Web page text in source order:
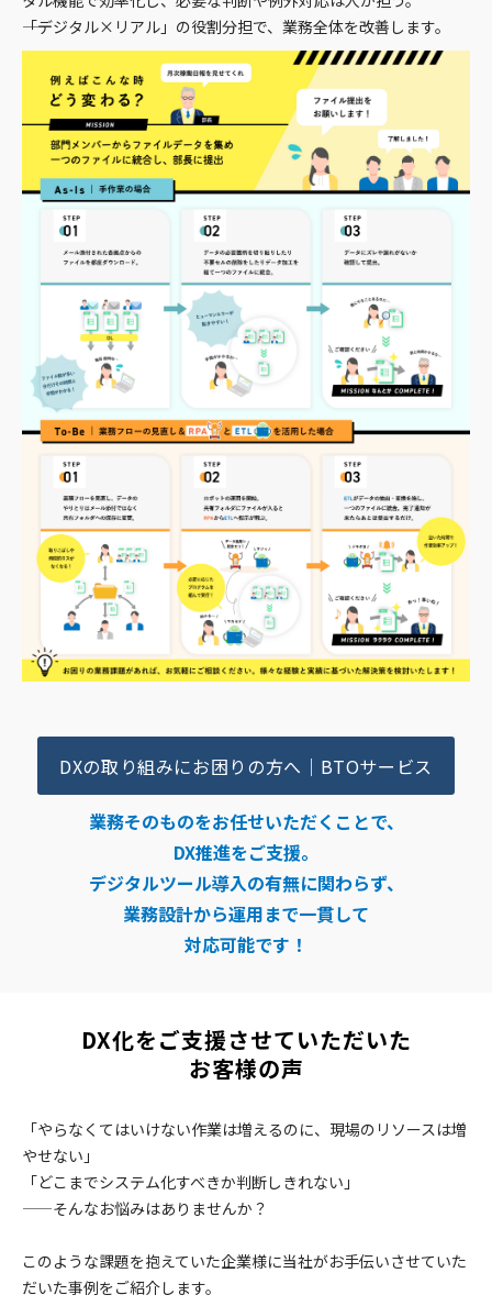
――「デジタル×リアル」の役割分担で、業務全体を改善します。
DXの取り組みにお困りの方へ｜BTOサービス
業務そのものをお任せいただくことで、
DX推進をご支援。
デジタルツール導入の有無に関わらず、
業務設計から運用まで一貫して
対応可能です！
DX化をご支援させていただいた
お客様の声
「やらなくてはいけない作業は増えるのに、現場のリソースは増
やせない」
「どこまでシステム化すべきか判断しきれない」
——そんなお悩みはありませんか？
このような課題を抱えていた企業様に当社がお手伝いさせていた
だいた事例をご紹介します。